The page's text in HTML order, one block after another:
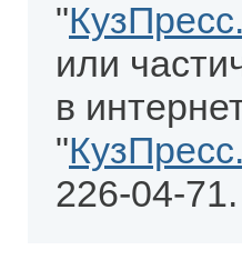
"
или
в
"
226-04-